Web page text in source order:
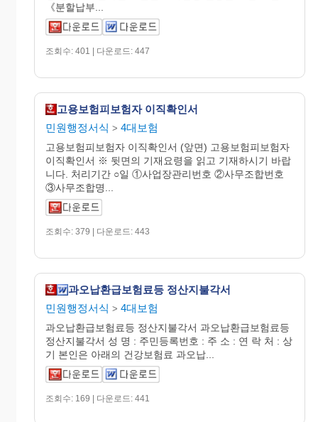
《분할납부...
조회수: 401 | 다운로드: 447
고용보험피보험자 이직확인서
민원행정서식 > 4대보험
고용보험피보험자 이직확인서 (앞면) 고용보험피보험자
이직확인서 ※ 뒷면의 기재요령을 읽고 기재하시기 바랍
니다. 처리기간 ○일 ①사업장관리번호 ②사무조합번호
③사무조합명...
조회수: 379 | 다운로드: 443
과오납환급보험료등 정산지불각서
민원행정서식 > 4대보험
과오납환급보험료등 정산지불각서 과오납환급보험료등
정산지불각서 성 명 : 주민등록번호 : 주 소 : 연 락 처 : 상
기 본인은 아래의 건강보험료 과오납...
조회수: 169 | 다운로드: 441